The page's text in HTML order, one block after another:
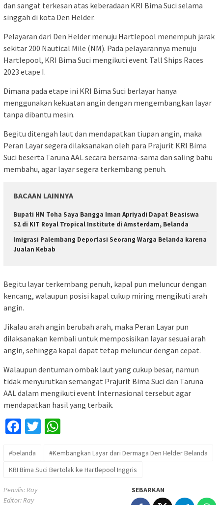
dan sangat terkesan atas keberadaan KRI Bima Suci selama
singgah di kota Den Helder.
Pelayaran dari Den Helder menuju Hartlepool menempuh jarak
sekitar 200 Nautical Mile (NM). Pada pelayarannya menuju
Hartlepool, KRI Bima Suci mengikuti event Tall Ships Races
2023 etape I.
Dimana pada etape ini KRI Bima Suci berlayar hanya
menggunakan kekuatan angin dengan mengembangkan layar
tanpa dibantu mesin.
Begitu ditengah laut dan mendapatkan tiupan angin, maka
Peran Layar segera dilaksanakan oleh para Prajurit KRI Bima
Suci beserta Taruna AAL secara bersama-sama dan saling bahu
membahu, agar layar segera terkembang penuh.
BACAAN LAINNYA
Bupati HM Toha Saya Bangga Iman Apriyadi Dapat Beasiswa
S2 di KIT Royal Tropical Institute di Amsterdam, Belanda
Imigrasi Palembang Deportasi Seorang Warga Belanda karena
Jualan Kebab
Begitu layar terkembang penuh, kapal pun meluncur dengan
kencang, walaupun posisi kapal cukup miring mengikuti arah
angin.
Jikalau arah angin berubah arah, maka Peran Layar pun
dilaksanakan kembali untuk memposisikan layar sesuai arah
angin, sehingga kapal dapat tetap meluncur dengan cepat.
Walaupun dentuman ombak laut yang cukup besar, namun
tidak menyurutkan semangat Prajurit Bima Suci dan Taruna
AAL dalam mengikuti event Internasional tersebut agar
mendapatkan hasil yang terbaik.
Facebook
Twitter
#belanda
#Kembangkan Layar dari Dermaga Den Helder Belanda
KRI Bima Suci Bertolak ke Hartlepool Inggris
Penulis: Ray
Editor: Ray
SEBARKAN